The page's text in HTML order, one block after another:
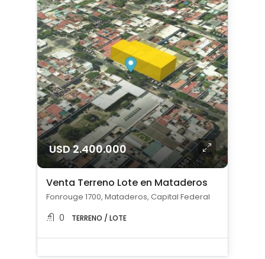
USD 2.400.000
Venta Terreno Lote en Mataderos
Fonrouge 1700, Mataderos, Capital Federal
0 TERRENO / LOTE